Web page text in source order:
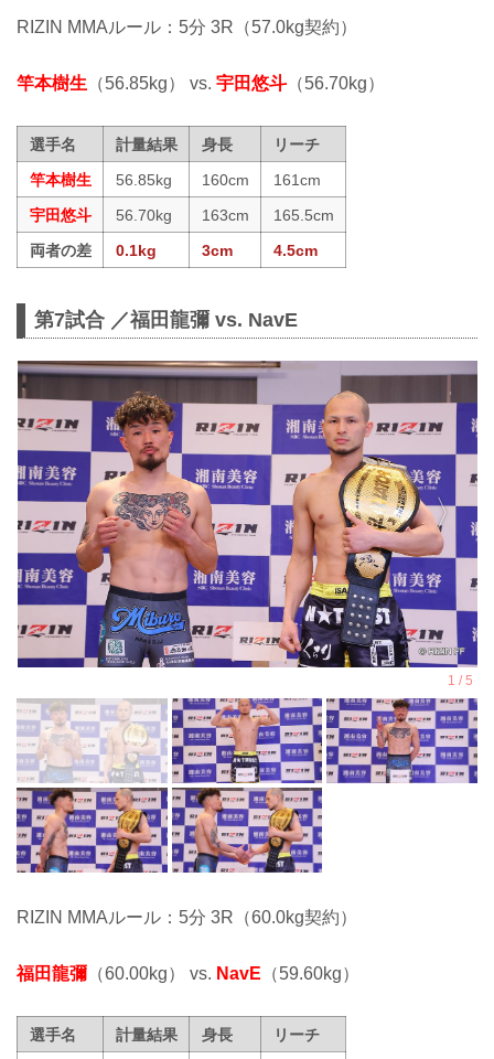
RIZIN MMAルール：5分 3R（57.0kg契約）
竿本樹生 （56.85kg） vs. 宇田悠斗 （56.70kg）
選手名 計量結果 身長
リーチ
竿本樹生
56.85kg 160cm
161cm
宇田悠斗
56.70kg 163cm
165.5cm
両者の差
0.1kg 3cm 4.5cm
第7試合 ／福田龍彌 vs. NavE
RIZIN MMAルール：5分 3R（60.0kg契約）
福田龍彌 （60.00kg） vs. NavE （59.60kg）
選手名 計量結果 身長
リーチ